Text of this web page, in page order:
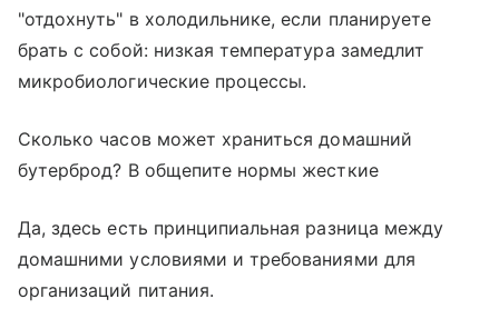
"отдохнуть" в холодильнике, если планируете
брать с собой: низкая температура замедлит
микробиологические процессы.
Сколько часов может храниться домашний
бутерброд? В общепите нормы жесткие
Да, здесь есть принципиальная разница между
домашними условиями и требованиями для
организаций питания.